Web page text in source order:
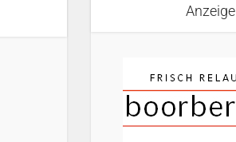
Anzeige